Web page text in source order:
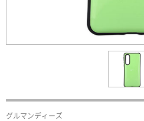
グルマンディーズ